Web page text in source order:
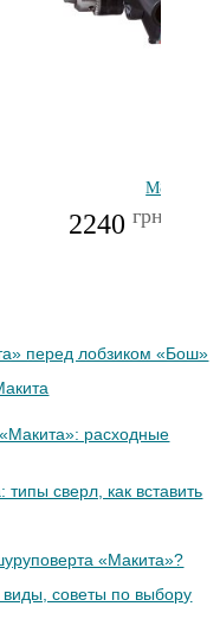
M8103
2240грн
сверл, как вставить
советы по выбору